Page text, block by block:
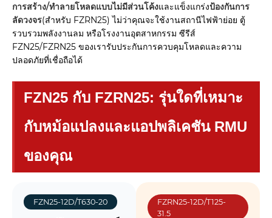
การสร้าง/ทำลายโหลดแบบไม่มีส่วนโค้งและแข็งแกร่งป้องกันการ
ลัดวงจร(สำหรับ FZRN25) ไม่ว่าคุณจะใช้งานสถานีไฟฟ้าย่อย ตู้
รวบรวมพลังงานลม หรือโรงงานอุตสาหกรรม ซีรีส์
FZN25/FZRN25 ของเรารับประกันการควบคุมโหลดและความ
ปลอดภัยที่เชื่อถือได้
FZN25 กับ FZRN25: รุ่นใดที่เหมาะ
กับหม้อแปลงและแอปพลิเคชัน RMU
ของคุณ
FZN25-12D/T630-20
FZRN25-12D/T125-
31.5